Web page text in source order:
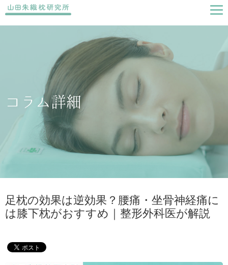
コラム詳細
足枕の効果は逆効果？腰痛・坐骨神経痛に
は膝下枕がおすすめ｜整形外科医が解説